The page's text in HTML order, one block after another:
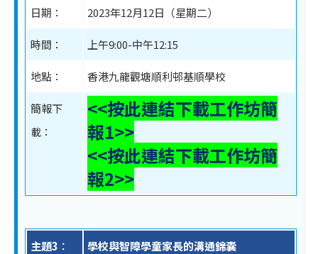
日期： 2023年12月12日（星期二）
時間： 上午9:00-中午12:15
地點： 香港九龍觀塘順利邨基順學校
簡報下
載：
<<按此連結下載工作坊簡
報1>>
<<按此連結下載工作坊簡
報2>>
主題3︰ 學校與智障學童家長的溝通錦囊